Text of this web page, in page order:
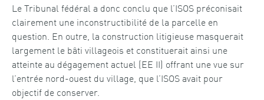
Le Tribunal fédéral a donc conclu que l’ISOS préconisait
clairement une inconstructibilité de la parcelle en
question. En outre, la construction litigieuse masquerait
largement le bâti villageois et constituerait ainsi une
atteinte au dégagement actuel (EE II) offrant une vue sur
l’entrée nord-ouest du village, que l’ISOS avait pour
objectif de conserver.